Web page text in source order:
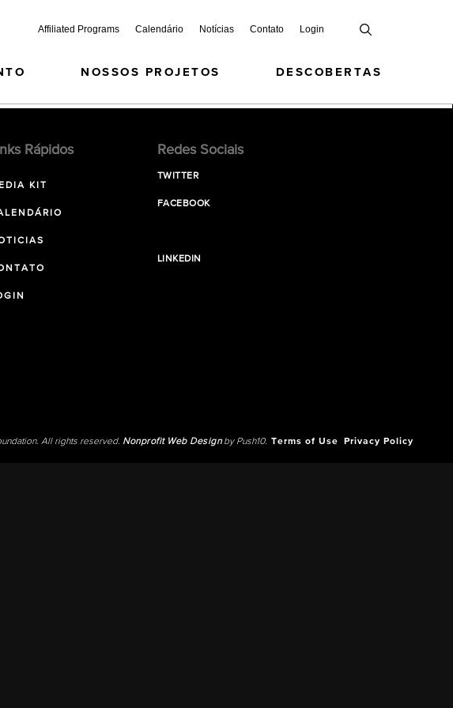
Affiliated Programs Calendário Notícias Contato Login
NOSSOS PROJETOS DESCOBERTAS
Rápidos
KIT
Redes Sociais
TWITTER
FACEBOOK
LINKEDIN
All rights reserved. Nonprofit Web Designby Push10. Terms of Use Privacy Policy